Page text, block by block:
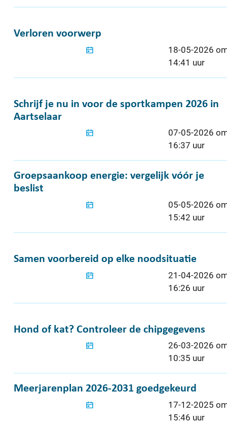
Verloren voorwerp
Gepubliceerd
18-05-2026
14:41 uur
Schrijf je nu in voor de sportkampen 2026 in
Aartselaar
Gepubliceerd
07-05-2026
16:37 uur
Groepsaankoop energie: vergelijk vóór je
Groepsaankoop energie: vergelijk vóór je
beslist
Gepubliceerd
05-05-2026
15:42 uur
Samen voorbereid op elke noodsituatie
Gepubliceerd
21-04-2026
16:26 uur
Hond of kat? Controleer de chipgegevens
Gepubliceerd
26-03-2026
10:35 uur
Meerjarenplan 2026-2031 goedgekeurd
Meerjarenplan 2026-2031 goedgekeurd
Gepubliceerd
17-12-2025
15:46 uur